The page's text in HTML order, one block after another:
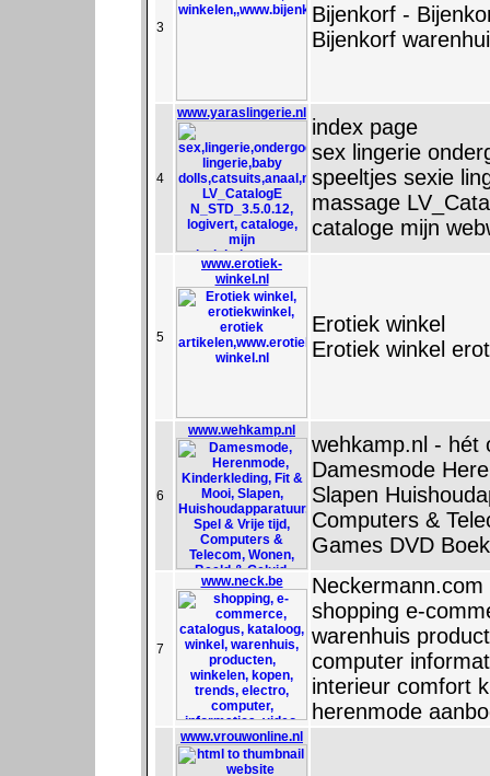
3
Bijenkorf -
Bijenkorf
4
www.yaraslingerie.nl
index page
sex lingerie
speeltjes sexie
massage
cataloge mijn
5
www.erotiek-
winkel.nl
Erotiek winkel
Erotiek winkel
6
www.wehkamp.nl
wehkamp.nl - hét
Damesmode
Slapen
Computers &
Games DVD
7
www.neck.be
Neckermann.com
shopping e-
warenhuis
computer
interieur comfort
herenmode
www.vrouwonline.nl